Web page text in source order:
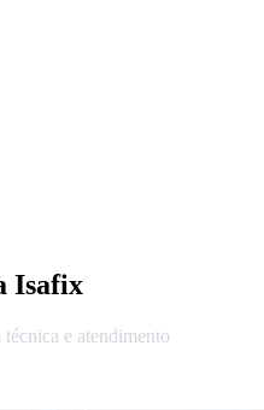
Isafix
e atendimento